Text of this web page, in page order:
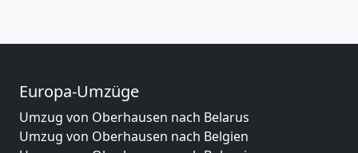
Europa-Umzüge
Umzug von Oberhausen nach Belarus
Umzug von Oberhausen nach Belgien